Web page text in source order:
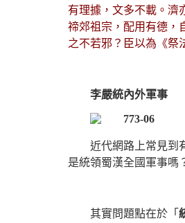
有理據，文多不載。濟
禘郊祖宗，配用有德，
之不若邪？臣以為《祭
李嚴統內外軍事
近代網路上常見到
是統領蜀漢全國軍事嗎
其實問題點在於「